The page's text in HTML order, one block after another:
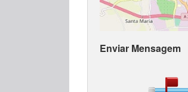
Enviar Mensagem